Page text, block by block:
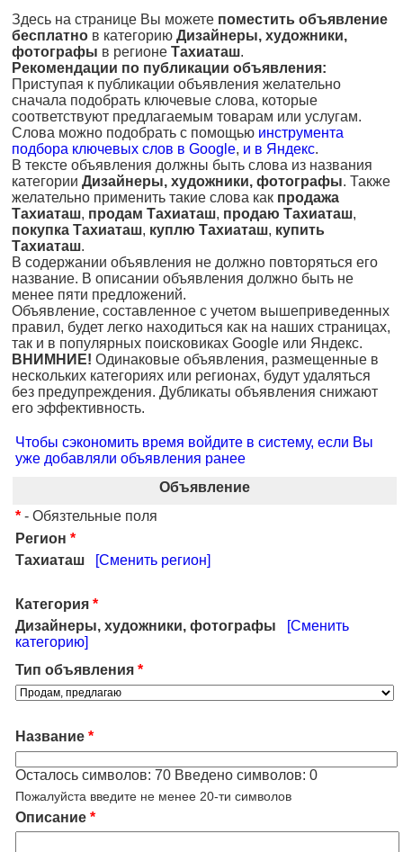
Здесь на странице Вы можете поместить объявление
бесплатно в категорию Дизайнеры, художники,
фотографы в регионе Тахиаташ.
Рекомендации по публикации объявления:
Приступая к публикации объявления желательно
сначала подобрать ключевые слова, которые
соответствуют предлагаемым товарам или услугам.
Слова можно подобрать с помощью инструмента
подбора ключевых слов в Google, и в Яндекс.
В тексте объявления должны быть слова из названия
категории Дизайнеры, художники, фотографы. Также
желательно применить такие слова как продажа
Тахиаташ, продам Тахиаташ, продаю Тахиаташ,
покупка Тахиаташ, куплю Тахиаташ, купить
Тахиаташ.
В содержании объявления не должно повторяться его
название. В описании объявления должно быть не
менее пяти предложений.
Объявление, составленное с учетом вышеприведенных
правил, будет легко находиться как на наших страницах,
так и в популярных поисковиках Google или Яндекс.
ВНИМНИЕ! Одинаковые объявления, размещенные в
нескольких категориях или регионах, будут удаляться
без предупреждения. Дубликаты объявления снижают
его эффективность.
Чтобы сэкономить время войдите в систему, если Вы
уже добавляли объявления ранее
Объявление
* - Обязтельные поля
Регион *
Тахиаташ
[Сменить регион]
Категория *
Дизайнеры, художники, фотографы
[Сменить
категорию]
Тип объявления *
Название *
Осталось символов: 70 Введено символов: 0
Пожалуйста введите не менее 20-ти символов
Описание *